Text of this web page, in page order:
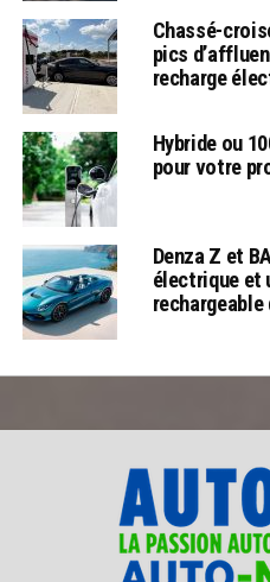
Chassé-
pics
recharge
Hybride ou
pour votre
Denza Z et
électrique et
rechargeable